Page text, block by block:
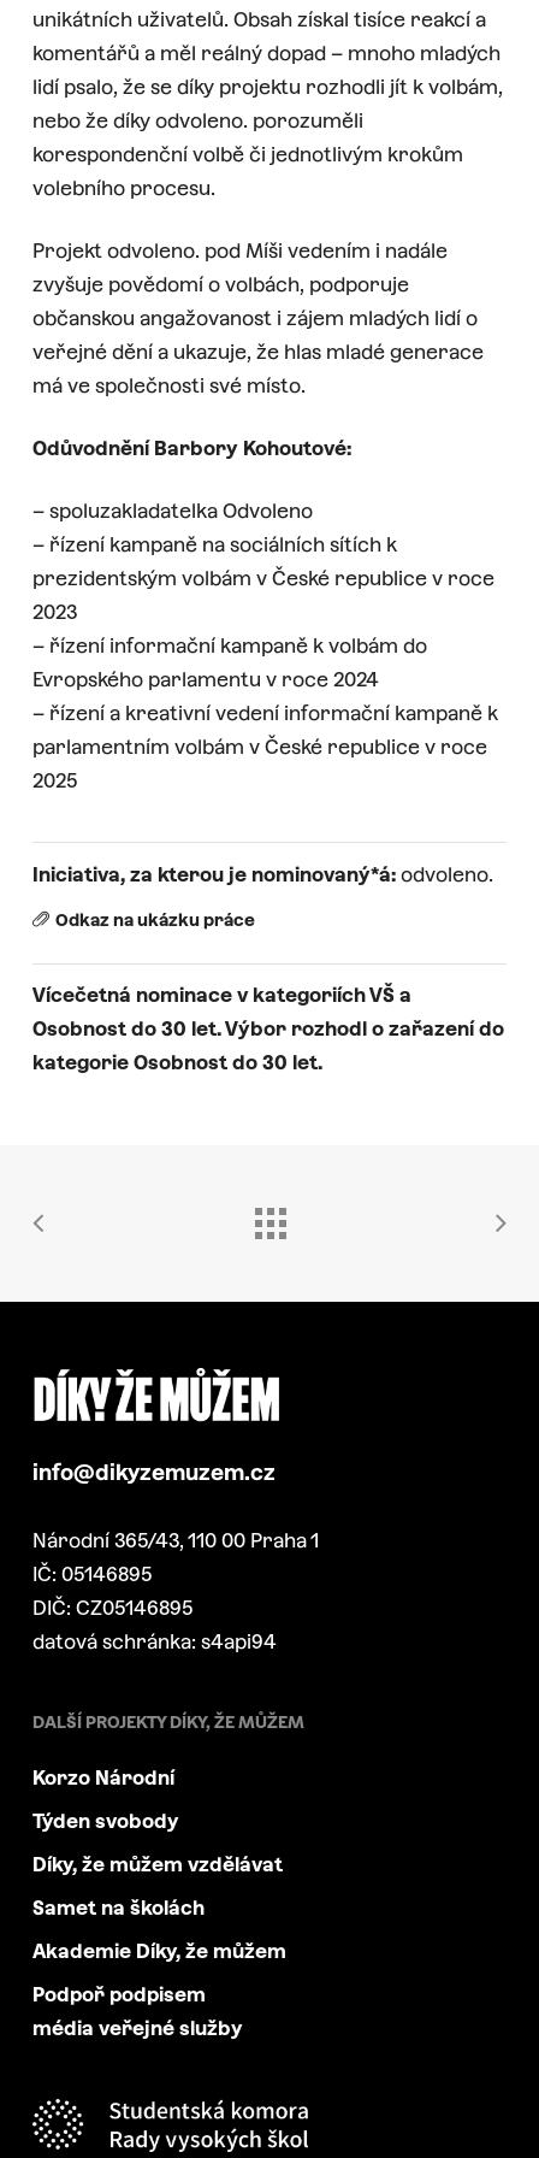
unikátních uživatelů. Obsah získal tisíce reakcí a
komentářů a měl reálný dopad – mnoho mladých
lidí psalo, že se díky projektu rozhodli jít k volbám,
nebo že díky odvoleno. porozuměli
korespondenční volbě či jednotlivým krokům
volebního procesu.
Projekt odvoleno. pod Míši vedením i nadále
zvyšuje povědomí o volbách, podporuje
občanskou angažovanost i zájem mladých lidí o
veřejné dění a ukazuje, že hlas mladé generace
má ve společnosti své místo.
Odůvodnění Barbory Kohoutové:
– spoluzakladatelka Odvoleno
– řízení kampaně na sociálních sítích k
prezidentským volbám v České republice v roce
2023
– řízení informační kampaně k volbám do
Evropského parlamentu v roce 2024
– řízení a kreativní vedení informační kampaně k
parlamentním volbám v České republice v roce
2025
Iniciativa, za kterou je nominovaný*á:odvoleno.
Odkaz na ukázku práce
Vícečetná nominace v kategoriích VŠ a
Osobnost do 30 let. Výbor rozhodl o zařazení do
kategorie Osobnost do 30 let.
info@dikyzemuzem.cz
Národní 365/43, 110 00 Praha 1
IČ: 05146895
DIČ: CZ05146895
datová schránka: s4api94
DALŠÍ PROJEKTY DÍKY, ŽE MŮŽEM
Korzo Národní
Týden svobody
Díky, že můžem vzdělávat
Samet na školách
Akademie Díky, že můžem
Podpoř podpisem
média veřejné služby